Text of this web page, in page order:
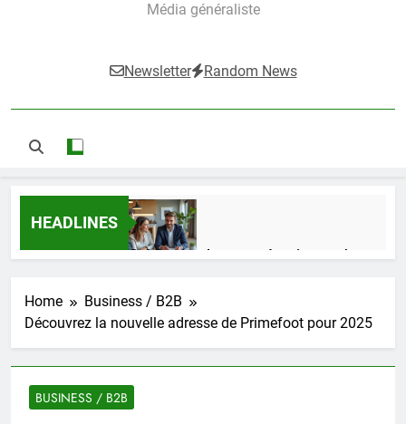
Média généraliste
Newsletter Random News
HEADLINES
Guide complet pour réussir un achat
1 Semaine Ago
Home
Business / B2B
Découvrez la nouvelle adresse de Primefoot pour 2025
BUSINESS / B2B